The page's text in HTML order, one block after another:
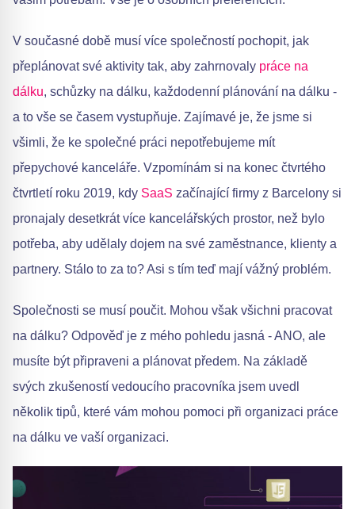
V současné době musí více společností pochopit, jak
přeplánovat své aktivity tak, aby zahrnovaly práce na
dálku, schůzky na dálku, každodenní plánování na dálku -
a to vše se časem vystupňuje. Zajímavé je, že jsme si
všimli, že ke společné práci nepotřebujeme mít
přepychové kanceláře. Vzpomínám si na konec čtvrtého
čtvrtletí roku 2019, kdy SaaS začínající firmy z Barcelony si
pronajaly desetkrát více kancelářských prostor, než bylo
potřeba, aby udělaly dojem na své zaměstnance, klienty a
partnery. Stálo to za to? Asi s tím teď mají vážný problém.
Společnosti se musí poučit. Mohou však všichni pracovat
na dálku? Odpověď je z mého pohledu jasná - ANO, ale
musíte být připraveni a plánovat předem. Na základě
svých zkušeností vedoucího pracovníka jsem uvedl
několik tipů, které vám mohou pomoci při organizaci práce
na dálku ve vaší organizaci.